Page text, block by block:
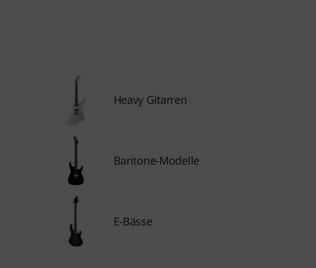
Heavy Gitarren
Baritone-Modelle
E-Bässe